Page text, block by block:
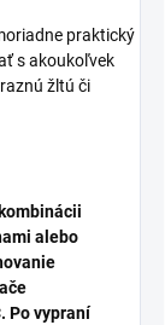
praktický
s akoukoľvek
žltú či
alebo
Po vypraní